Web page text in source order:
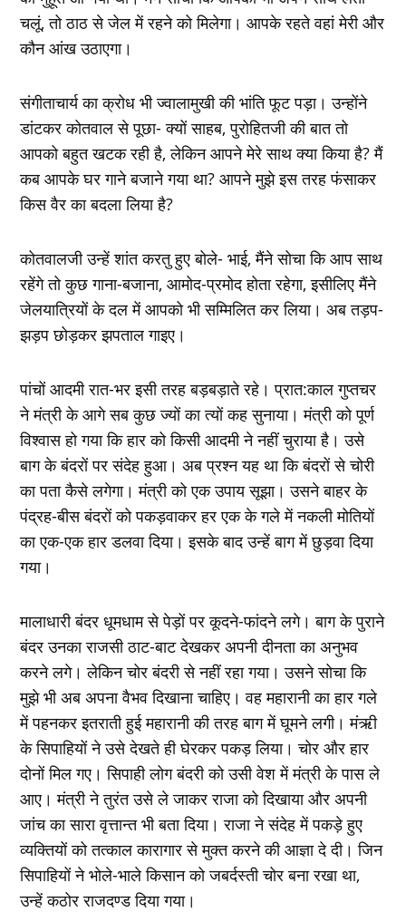
चलूं, तो ठाठ से जेल में रहने को मिलेगा। आपके रहते वहां मेरी और
कौन आंख उठाएगा।
संगीताचार्य का क्रोध भी ज्‍वालामुखी की भांति फूट पड़ा। उन्‍होंने
डांटकर कोतवाल से पूछा- क्‍यों साहब, पुरोहितजी की बात तो
आपको बहुत खटक रही है, लेकिन आपने मेरे साथ क्‍या किया है? मैं
कब आपके घर गाने बजाने गया था? आपने मुझे इस तरह फंसाकर
किस वैर का बदला लिया है?
कोतवालजी उन्‍हें शांत करतु हुए बोले- भाई, मैंने सोचा कि आप साथ
रहेंगे तो कुछ गाना-बजाना, आमोद-प्रमोद होता रहेगा, इसीलिए मैंने
जेलयात्रियों के दल में आपको भी सम्मिलित कर लिया। अब तड़प-
झड़प छोड़कर झपताल गाइए।
पांचों आदमी रात-भर इसी तरह बड़बड़ाते रहे। प्रात:काल गुप्‍तचर
ने मंत्री के आगे सब कुछ ज्‍यों का त्‍यों कह सुनाया। मंत्री को पूर्ण
विश्‍वास हो गया कि हार को किसी आदमी ने नहीं चुराया है। उसे
बाग के बंदरों पर संदेह हुआ। अब प्रश्‍न यह था कि बंदरों से चोरी
का पता कैसे लगेगा। मंत्री को एक उपाय सूझा। उसने बाहर के
पंद्रह-बीस बंदरों को पकड़वाकर हर एक के गले में नकली मोतियों
का एक-एक हार डलवा दिया। इसके बाद उन्‍हें बाग में छुड़वा दिया
गया।
मालाधारी बंदर धूमधाम से पेड़ों पर कूदने-फांदने लगे। बाग के पुराने
बंदर उनका राजसी ठाट-बाट देखकर अपनी दीनता का अनुभव
करने लगे। लेकिन चोर बंदरी से नहीं रहा गया। उसने सोचा कि
मुझे भी अब अपना वैभव दिखाना चाहिए। वह महारानी का हार गले
में पहनकर इतराती हुई महारानी की तरह बाग में घूमने लगी। मंऋी
के सिपाहियों ने उसे देखते ही घेरकर पकड़ लिया। चोर और हार
दोनों मिल गए। सिपाही लोग बंदरी को उसी वेश में मंत्री के पास ले
आए। मंत्री ने तुरंत उसे ले जाकर राजा को दिखाया और अपनी
जांच का सारा वृत्तान्‍त भी बता दिया। राजा ने संदेह में पकड़े हुए
व्‍यक्तियों को तत्‍काल कारागार से मुक्‍त करने की आज्ञा दे दी। जिन
सिपाहियों ने भोले-भाले किसान को जबर्दस्‍ती चोर बना रखा था,
उन्‍हें कठोर राजदण्‍ड दिया गया।